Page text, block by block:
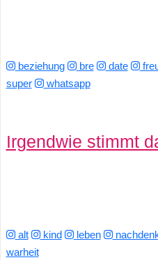
c
d
beziehung bre date
super
whatsapp
Irgendwie stimmt
alt kind leben
warheit